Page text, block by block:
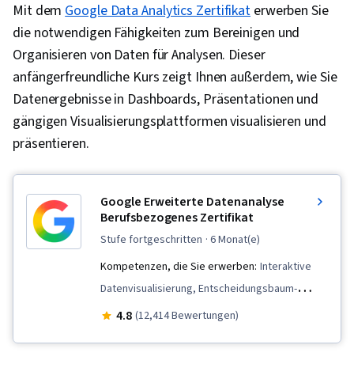
Modellierung, Unüberwachtes Lernen,
Maschinelles Lernen, Tensorflow, Jupyter,
Algorithmen für maschinelles Lernen, Tiefes
Lernen, Überwachtes Lernen, Lernen
übertragen, Künstliche Intelligenz, Bewertung
des Modells, Entscheidungsbaum-Lernen,
Learning, Regressionsanalyse, Logistische
Programmierung, Modell-Optimierung,
Algorithmen, Vorverarbeitung von Daten,
Erkennung von Anomalien, Künstliche neuronale
Netze, Dimensionalitätsreduktion, Random
Mit demGoogle Data Analytics Zertifikat erwerben Sie
die notwendigen Fähigkeiten zum Bereinigen und
Organisieren von Daten für Analysen. Dieser
anfängerfreundliche Kurs zeigt Ihnen außerdem, wie Sie
Datenergebnisse in Dashboards, Präsentationen und
gängigen Visualisierungsplattformen visualisieren und
präsentieren.
Google Erweiterte Datenanalyse
Berufsbezogenes Zertifikat
stufe fortgeschritten · 6 Monat(e)
Kompetenzen, die Sie erwerben: Interaktive
Datenvisualisierung, Entscheidungsbaum-
Lernen, Interviewing-Fähigkeiten, Deskriptive
4.8 (12,414 Bewertungen)